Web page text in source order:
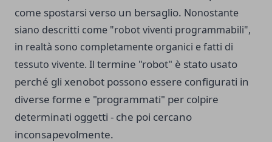
come spostarsi verso un bersaglio. Nonostante
siano descritti come "robot viventi programmabili",
in realtà sono completamente organici e fatti di
tessuto vivente. Il termine "robot" è stato usato
perché gli xenobot possono essere configurati in
diverse forme e "programmati" per colpire
determinati oggetti - che poi cercano
inconsapevolmente.